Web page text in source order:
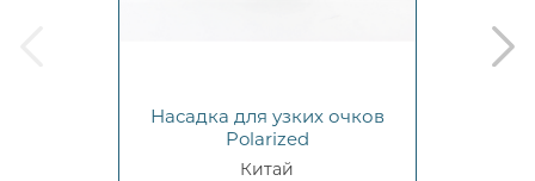
Насадка для узких очков
Polarized
Китай
next